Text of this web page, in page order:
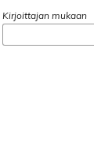
Kirjoittajan mukaan